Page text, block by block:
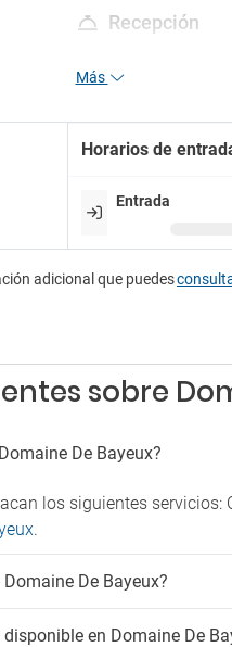
Recepción
Servicio de conserjería
Parking
Más
Horarios de
Entrada
adicional que puedes
sobre
De Bayeux?
los siguientes
.
De Bayeux?
en Domaine De